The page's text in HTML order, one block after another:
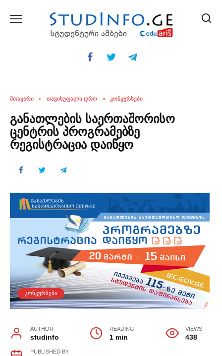
ᲛᲗᲐᲕᲐᲠᲘ » ᲗᲐᲕᲘᲡᲣᲤᲐᲚᲘ ᲓᲠᲝ » ᲙᲝᲜᲙᲣᲠᲡᲔᲑᲘ
განათლების საერთაშორისო
ცენტრის პროგრამებზე
რეგისტრაცია დაიწყო
ᲙᲝᲜᲙᲣᲠᲡᲔᲑᲘ
AUTHOR
studinfo
READING
1 min
VIEWS
438
PUBLISHED BY